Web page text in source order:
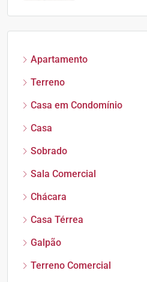
Apartamento
Terreno
Casa em Condomínio
Casa
Sobrado
Sala Comercial
Chácara
Casa Térrea
Galpão
Terreno Comercial